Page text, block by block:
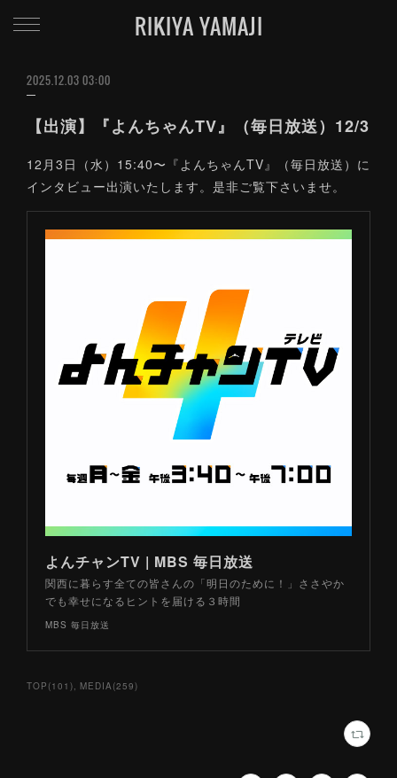
RIKIYA YAMAJI
2025.12.03 03:00
【出演】『よんちゃんTV』（毎日放送）12/3
12月3日（水）15:40〜『よんちゃんTV』（毎日放送）に
インタビュー出演いたします。是非ご覧下さいませ。
よんチャンTV | MBS 毎日放送
関西に暮らす全ての皆さんの「明日のために！」ささやか
でも幸せになるヒントを届ける３時間
MBS 毎日放送
TOP (101 ) MEDIA(259)